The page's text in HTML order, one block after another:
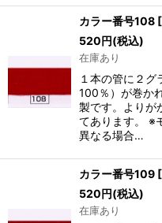
カラー番号108 [
520円(税込)
在庫あり
１本の管に２グ
100％）が巻か
製です。よりが
てあります。 ※
異なる場合…
カラー番号109 [
520円(税込)
在庫あり